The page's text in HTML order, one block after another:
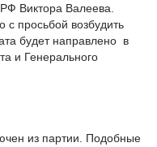
Виктора Валеева.
просьбой возбудить
будет направлено в
и Генерального
из партии. Подобные